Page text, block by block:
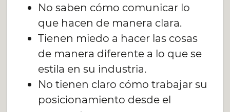
No saben cómo comunicar lo
que hacen de manera clara.
Tienen miedo a hacer las cosas
de manera diferente a lo que se
estila en su industria.
No tienen claro cómo trabajar su
posicionamiento desde el